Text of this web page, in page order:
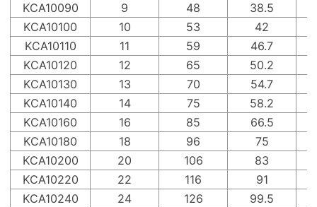
KCA10090
9 48
38.5
KCA10100
10 53
42
KCA10110
11 59
46.7
KCA10120
12 65
50.2
KCA10130
13 70
54.7
KCA10140
14 75
58.2
KCA10160
16 85
66.5
KCA10180
18 96
75
KCA10200
20 106
83
KCA10220
22 116
91
KCA10240
24 126
99.5